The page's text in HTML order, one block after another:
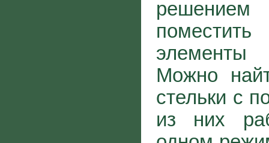
Можно
стельки с
из них